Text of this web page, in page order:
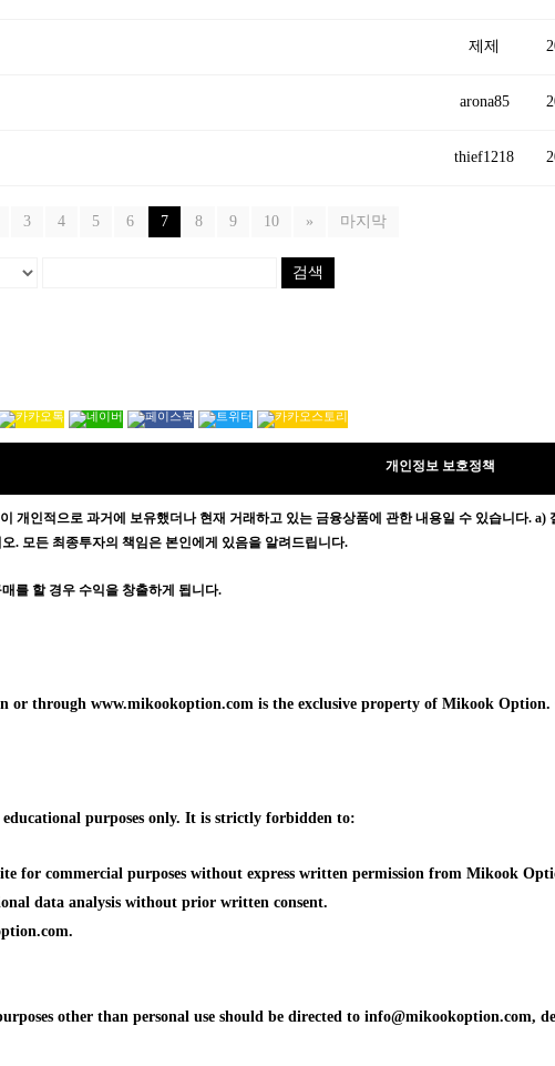
제제
arona85
thief1218
3 4 5 6 7 8 9 10 » 마지막
검색
개인정보 보호정책
개인적으로 과거에 보유했더나 현재 거래하고 있는 금융상품에 관한 내용일 수 있습니다. a)
. 모든 최종투자의 책임은 본인에게 있음을 알려드립니다.
를 할 경우 수익을 창출하게 됩니다.
or through www.mikookoption.com is the exclusive property of Mikook
purposes only. It is strictly forbidden to:
for commercial purposes without express written permission from Mikook
data analysis without prior written consent.
other than personal use should be directed to info@mikookoption.com,